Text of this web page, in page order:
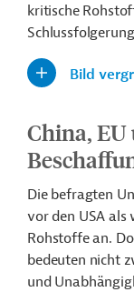
kritische
Bild
China,
Die befragten
vor den USA
Rohstoffe an.
bedeuten nicht
und